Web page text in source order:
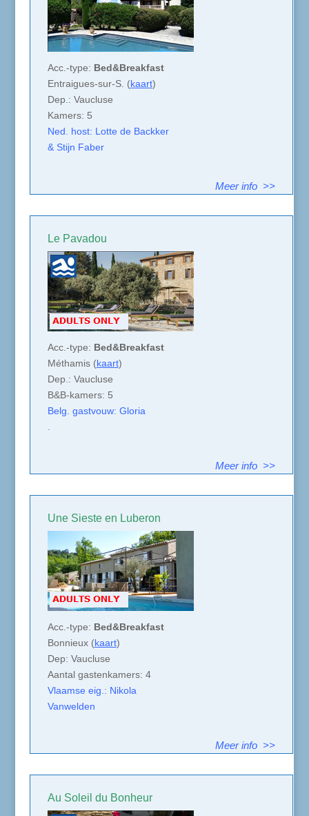
Acc.-type: Bed&Breakfast
Entraigues-sur-S. (kaart)
Dep.: Vaucluse
Kamers: 5
Ned. host: Lotte de Backker
& Stijn Faber
Meer info >>
Le Pavadou
Acc.-type: Bed&Breakfast
Méthamis (kaart)
Dep.: Vaucluse
B&B-kamers: 5
Belg. gastvouw: Gloria
Meer info >>
Une Sieste en Luberon
Acc.-type: Bed&Breakfast
Bonnieux (kaart)
Dep: Vaucluse
Aantal gastenkamers: 4
Vlaamse eig.: Nikola
Vanwelden
Meer info >>
Au Soleil du Bonheur